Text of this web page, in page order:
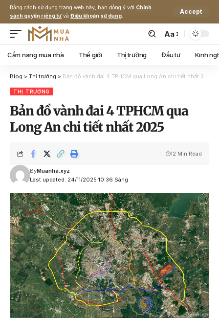
Bằng cách sử dụng trang web này, bạn đồng ý với Chính
sách quyền riêng tư và Điều khoản sử dụng.
Accept
Aa
Cẩm nang mua nhà Thế giới Thị trường Đầu tư Kinh
Blog > Thị trường > Bản đồ vành đai 4 TPHCM qua Long An chi tiết nhất 2025
THỊ TRƯỜNG
Bản đồ vành đai 4 TPHCM qua
Long An chi tiết nhất 2025
Last updated: 24/11/2025 10:36 Sáng
ByMuanha.xyz
12 Min Read